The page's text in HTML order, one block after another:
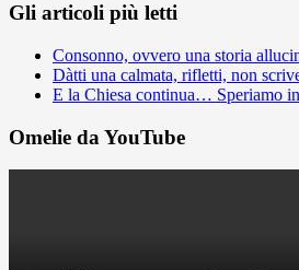
Gli articoli più letti
Consonno, ovvero una storia
Dàtti una calmata, rifletti, non
E la Chiesa continua… Speriamo
Omelie da YouTube